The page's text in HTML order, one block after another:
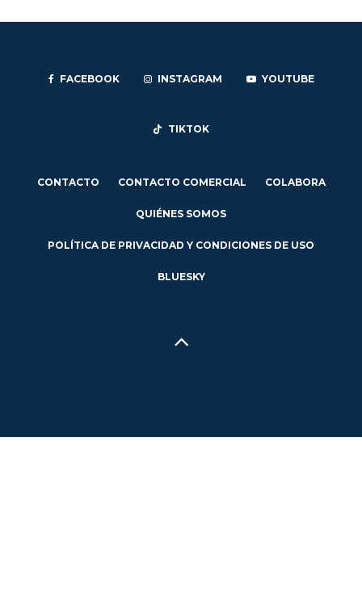
FACEBOOK INSTAGRAM YOUTUBE
TIKTOK
CONTACTO CONTACTO COMERCIAL COLABORA
QUIÉNES SOMOS
POLÍTICA DE PRIVACIDAD Y CONDICIONES DE USO
BLUESKY